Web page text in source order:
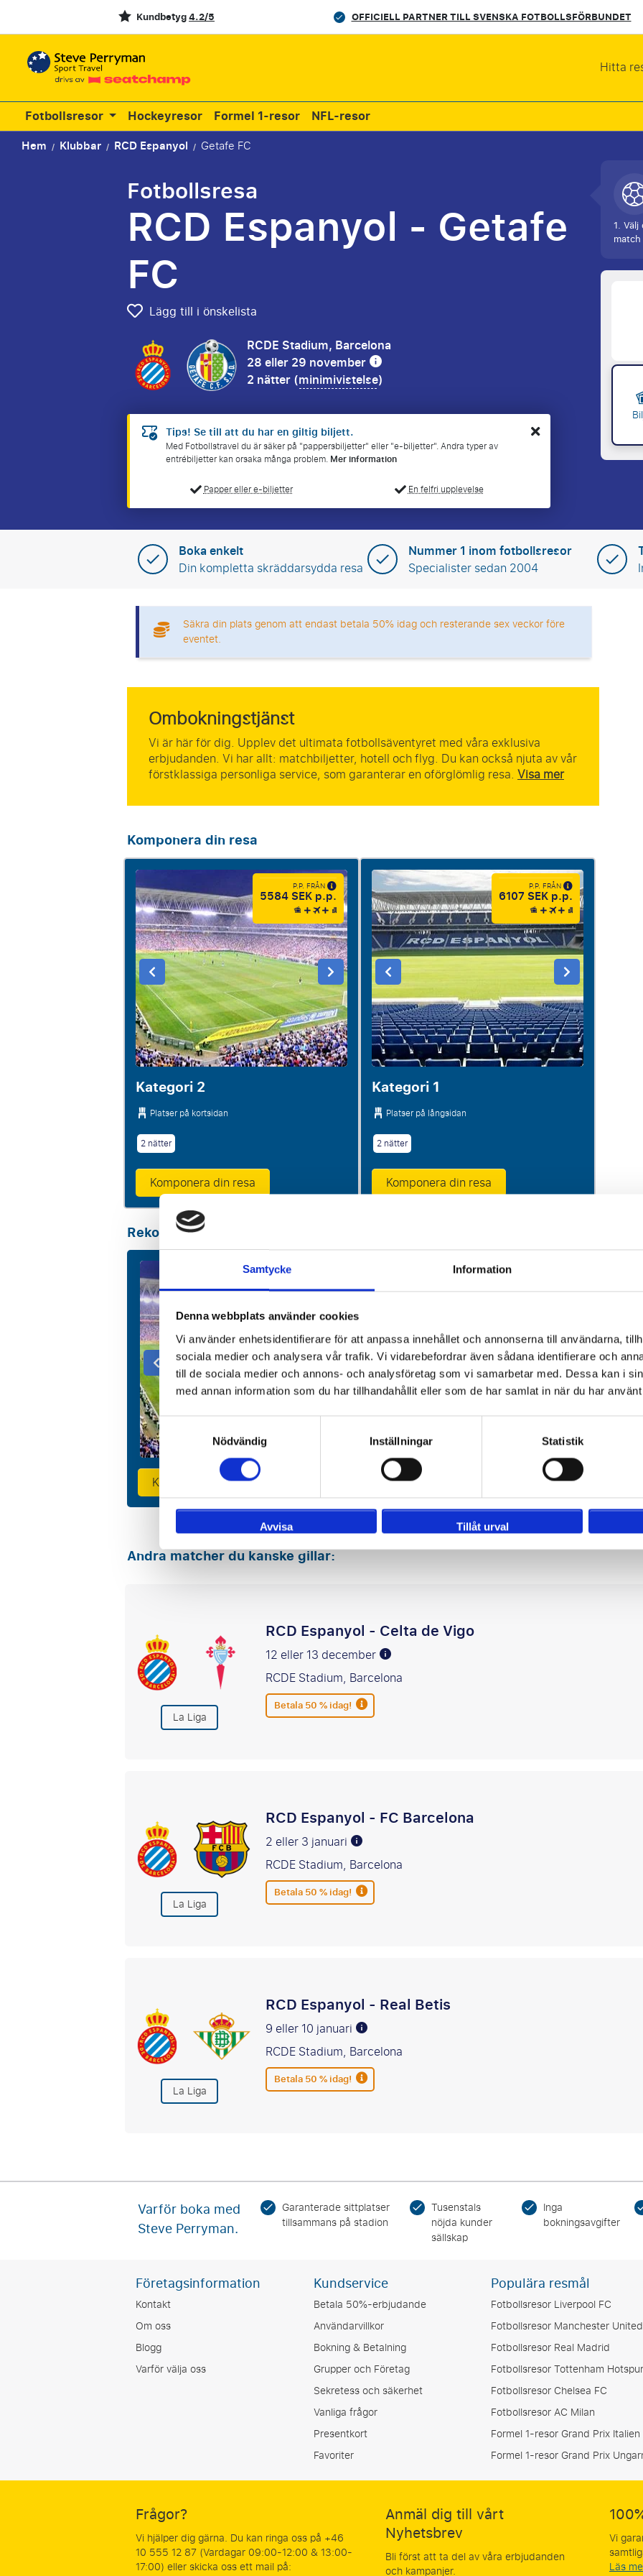
Samtycke Information
Denna webbplats använder cookies
Vi använder enhetsidentifierare för att anpassa innehållet och annonserna till användarna,
sociala medier och analysera vår trafik. Vi vidarebefordrar även sådana identifierare och
till de sociala medier och annons- och analysföretag som vi samarbetar med. Dessa kan i
med annan information som du har tillhandahållit eller som de har samlat in när du har
Samtyckesval
Nödvändig
Inställningar Statistik
Avvisa Tillåt urval
Kundbetyg4.2/5 OFFICIELL PARTNER TILL SVENSKA FOTBOLLSFÖRBUNDET
Hitta
Fotbollsresor Hockeyresor Formel 1-resor NFL-resor
Hem / Klubbar / RCD Espanyol / Getafe FC
Fotbollsresa
RCD Espanyol - Getafe
FC
Lägg till i önskelista
RCDE Stadium, Barcelona
28 eller 29 november
2 nätter (minimivistelse)
Tips! Se till att du har en giltig biljett.
Med Fotbollstravel du är säker på "pappersbiljetter" eller "e-biljetter". Andra typer av
entrébiljetter kan orsaka många problem.Mer information
Papper eller e-biljetter
En felfri upplevelse
1. Välj
match
Boka enkelt
Din kompletta skräddarsydda resa
Nummer 1 inom fotbollsresor
Specialister sedan 2004
Säkra din plats genom att endast betala 50% idag och resterande sex veckor före
eventet.
Ombokningstjänst
Vi är här för dig. Upplev det ultimata fotbollsäventyret med våra exklusiva
erbjudanden. Vi har allt: matchbiljetter, hotell och flyg. Du kan också njuta av vår
förstklassiga personliga service, som garanterar en oförglömlig resa. Visa mer
Komponera din resa
P.P. FRÅN
5584 SEK p.p.
Kategori 2
Platser på kortsidan
2 nätter
Komponera din resa
P.P. FRÅN
6107 SEK p.p.
Kategori 1
Platser på långsidan
2 nätter
Komponera din resa
Rekommenderade paket
6155 SEK p.p.
Sittplatser för eventet
Inga bokningsavgifter
3 nätter
Komponera din resa
Andra matcher du kanske gillar:
La Liga
RCD Espanyol - Celta de Vigo
12 eller 13 december
RCDE Stadium, Barcelona
Betala 50 % idag!
La Liga
RCD Espanyol - FC Barcelona
2 eller 3 januari
RCDE Stadium, Barcelona
Betala 50 % idag!
La Liga
RCD Espanyol - Real Betis
9 eller 10 januari
RCDE Stadium, Barcelona
Betala 50 % idag!
Varför boka med
Steve Perryman.
Garanterade sittplatser
tillsammans på stadion
Tusenstals
nöjda kunder
sällskap
Inga
bokningsavgifter
Företagsinformation
Kontakt
Om oss
Blogg
Varför välja oss
Kundservice
Betala 50%-erbjudande
Användarvillkor
Bokning & Betalning
Grupper och Företag
Sekretess och säkerhet
Vanliga frågor
Presentkort
Favoriter
Populära resmål
Fotbollsresor Liverpool FC
Fotbollsresor Manchester United
Fotbollsresor Real Madrid
Fotbollsresor Tottenham Hotspur
Fotbollsresor Chelsea FC
Fotbollsresor AC Milan
Formel 1-resor Grand Prix Italien
Formel 1-resor Grand Prix
Frågor?
Vi hjälper dig gärna. Du kan ringa oss på +46
10 555 12 87 (Vardagar 09:00-12:00 & 13:00-
17:00) eller skicka oss ett mail på:
Anmäl dig till vårt
Nyhetsbrev
Bli först att ta del av våra erbjudanden
och kampanjer.
Vi
Läs